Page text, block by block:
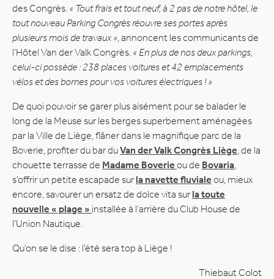
des Congrès. « Tout frais et tout neuf, à 2 pas de notre hôtel, le
tout nouveau Parking Congrès réouvre ses portes après
plusieurs mois de travaux » , annoncent les communicants de
l’Hôtel Van der Valk Congrès. « En plus de nos deux parkings,
celui-ci possède : 238 places voitures et 42 emplacements
vélos et des bornes pour vos voitures électriques ! »
De quoi pouvoir se garer plus aisément pour se balader le
long de la Meuse sur les berges superbement aménagées
par la Ville de Liège, flâner dans le magnifique parc de la
Boverie, profiter du bar duVan der Valk Congrès Liège , de la
chouette terrasse de Madame Boverie ou de Bovaria
s’offrir un petite escapade sur la navette fluviale ou, mieux
encore, savourer un ersatz de dolce vita sur la toute
nouvelle « plage » installée à l’arrière du Club House de
l’Union Nautique.
Qu’on se le dise : l’été sera top à Liège !
Thiebaut Colot